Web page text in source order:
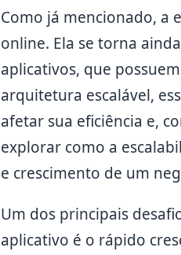
Como já mencionado, a
online. Ela se torna
aplicativos, que
arquitetura escalável,
afetar sua eficiência e,
explorar como a
e crescimento de um
Um dos principais
aplicativo é o rápido